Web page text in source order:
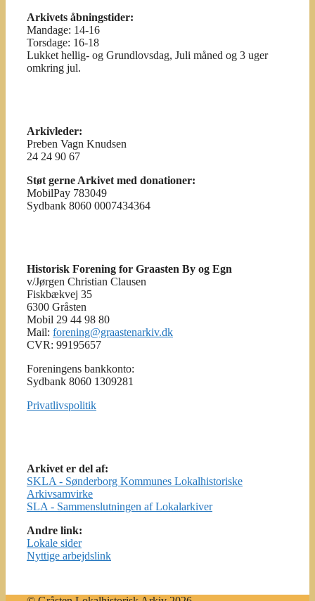
Arkivets åbningstider:
Mandage: 14-16
Torsdage: 16-18
Lukket hellig- og Grundlovsdag, Juli måned og 3 uger
omkring jul.
Arkivleder:
Preben Vagn Knudsen
24 24 90 67
Støt gerne Arkivet med donationer:
MobilPay 783049
Sydbank 8060 0007434364
Historisk Forening for Graasten By og Egn
v/Jørgen Christian Clausen
Fiskbækvej 35
6300 Gråsten
Mobil 29 44 98 80
Mail: forening@graastenarkiv.dk
CVR: 99195657
Foreningens bankkonto:
Sydbank 8060 1309281
Privatlivspolitik
Arkivet er del af:
SKLA - Sønderborg Kommunes Lokalhistoriske
Arkivsamvirke
SLA - Sammenslutningen af Lokalarkiver
Andre link:
Lokale sider
Nyttige arbejdslink